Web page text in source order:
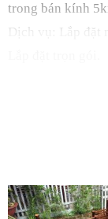
trong bán kính
Dịch vụ: Lắp đặt